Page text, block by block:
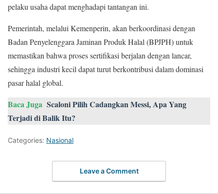
pelaku usaha dapat menghadapi tantangan ini.
Pemerintah, melalui Kemenperin, akan berkoordinasi dengan
Badan Penyelenggara Jaminan Produk Halal (BPJPH) untuk
memastikan bahwa proses sertifikasi berjalan dengan lancar,
sehingga industri kecil dapat turut berkontribusi dalam dominasi
pasar halal global.
Baca Juga Scaloni Pilih Cadangkan Messi, Apa Yang
Terjadi di Balik Itu?
Categories: Nasional
Leave a Comment